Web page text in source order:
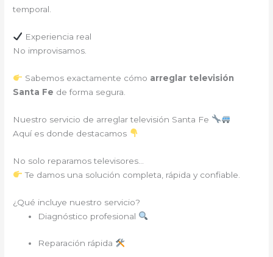
temporal.
Experiencia real
No improvisamos.
Sabemos exactamente cómo arreglar televisión
Santa Fe de forma segura.
Nuestro servicio de arreglar televisión Santa Fe
Aquí es donde destacamos
No solo reparamos televisores…
Te damos una solución completa, rápida y confiable.
¿Qué incluye nuestro servicio?
Diagnóstico profesional
Reparación rápida